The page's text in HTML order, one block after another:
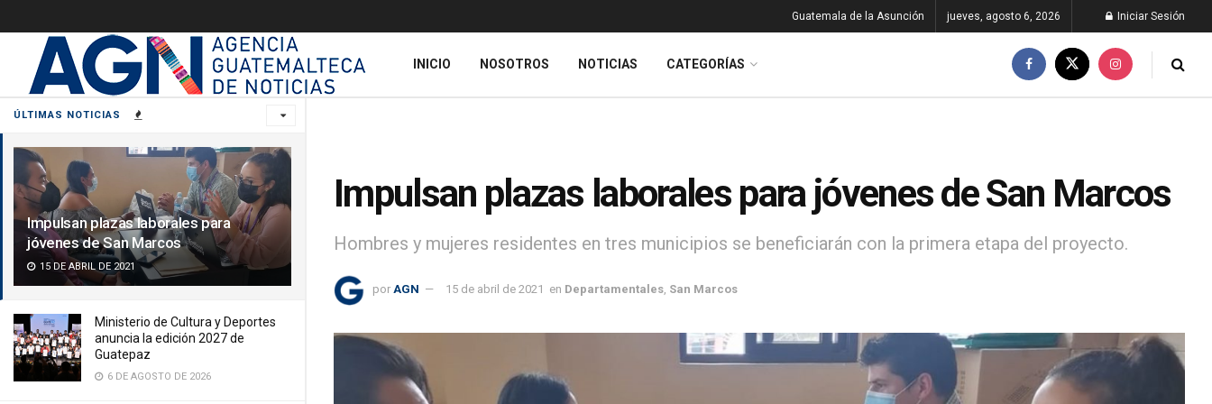
ÚLTIMAS NOTICIAS
Impulsan plazas laborales para
jóvenes de San Marcos
15 DE ABRIL DE 2021
Ministerio de Cultura y Deportes
anuncia la edición 2027 de
Guatepaz
6 DE AGOSTO DE 2026
Guatemala de la Asunción jueves, agosto 6, 2026 Iniciar Sesión
INICIO NOSOTROS NOTICIAS CATEGORÍAS
Impulsan plazas laborales para jóvenes de San Marcos
Hombres y mujeres residentes en tres municipios se beneficiarán con la primera etapa del proyecto.
por AGN 15 de abril de 2021 en Departamentales San Marcos